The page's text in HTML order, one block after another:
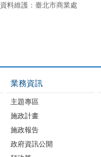
資料維護：臺北市商業處
業務資訊
主題專區
施政計畫
施政報告
政府資訊公開